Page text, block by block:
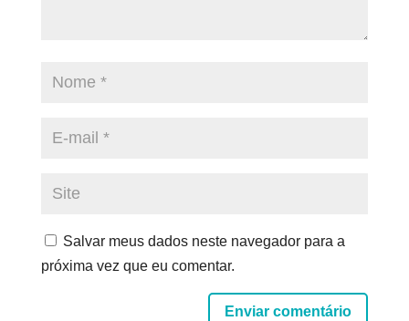
Salvar meus dados neste navegador para a
próxima vez que eu comentar.
Enviar comentário